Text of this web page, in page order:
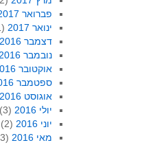
פברואר 2017
ינואר 2017
(1)
דצמבר 2016
נובמבר 2016
אוקטובר 2016
ספטמבר 2016
אוגוסט 2016
יולי 2016
(3)
יוני 2016
(2)
מאי 2016
(3)